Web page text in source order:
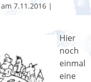
7.11.2016 |
Hier
noch
einmal
eine